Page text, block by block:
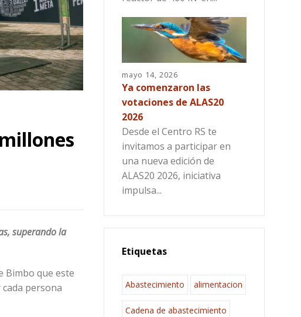
superando la
Bimbo que este
persona
mayo 14, 2026
Ya comenzaron las
votaciones de ALAS20
2026
Desde el Centro RS te
invitamos a participar en
una nueva edición de
ALAS20 2026, iniciativa
impulsa...
Etiquetas
Abastecimiento alimentacion
Cadena de abastecimiento